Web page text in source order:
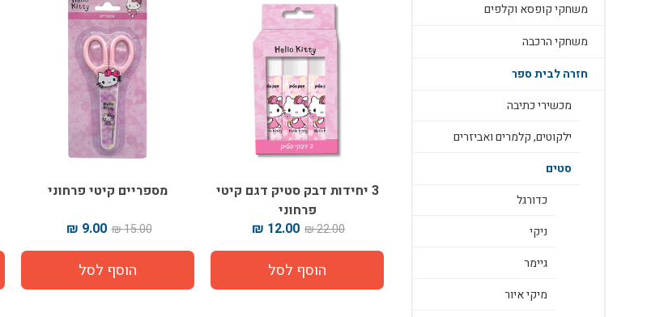
3 יחידות דבק סטיק דגם קיטי
פרחוני
22.00 ₪
12.00 ₪
מספריים קיטי פרחוני
15.00 ₪
9.00 ₪
משחקי קופסא וקלפים
משחקי הרכבה
חזרה לבית ספר
מכשירי כתיבה
ילקוטים, קלמרים ואביזרים
סטים
כדורגל
ניקי
גיימר
מיקי איור